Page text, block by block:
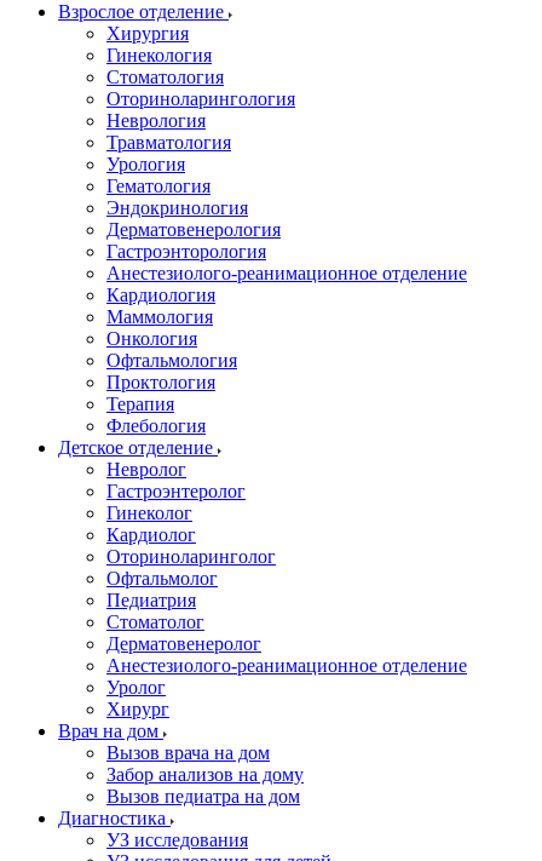
Взрослое отделение
Хирургия
Гинекология
Стоматология
Оториноларингология
Неврология
Травматология
Урология
Гематология
Эндокринология
Дерматовенерология
Гастроэнторология
Анестезиолого-реанимационное отделение
Кардиология
Маммология
Онкология
Офтальмология
Проктология
Терапия
Флебология
Детское отделение
Невролог
Гастроэнтеролог
Гинеколог
Кардиолог
Оториноларинголог
Офтальмолог
Педиатрия
Стоматолог
Дерматовенеролог
Анестезиолого-реанимационное отделение
Уролог
Хирург
Врач на дом
Вызов врача на дом
Забор анализов на дому
Вызов педиатра на дом
Диагностика
УЗ исследования